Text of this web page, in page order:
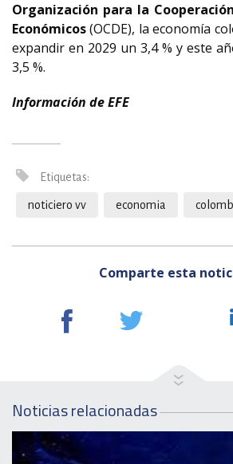
Organización para la
Económicos(OCDE), la economía
expandir en 2029 un 3,4 % y este
3,5 %.
Información de EFE
Etiquetas:
noticiero vv economia
Comparte esta
Noticias relacionadas